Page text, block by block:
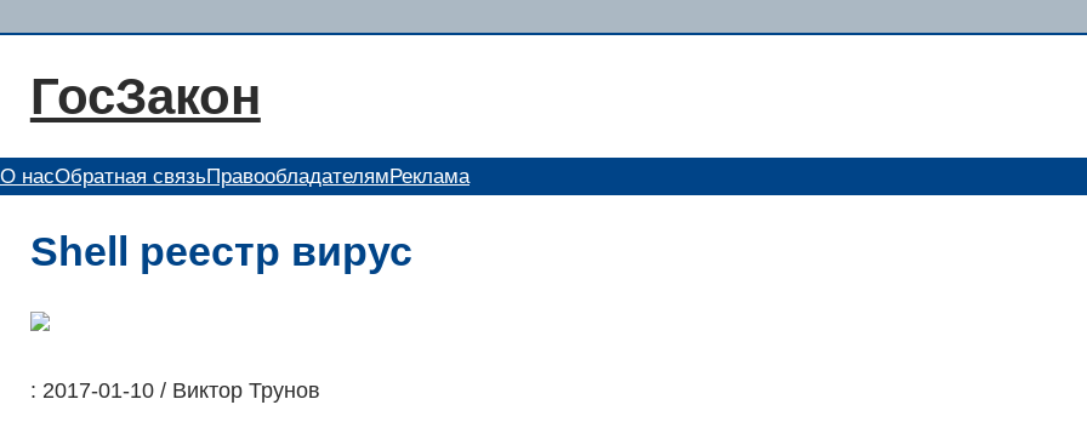
содержимому
ГосЗакон
О насОбратная связьПравообладателям Реклама
Shell реестр вирус
: 2017-01-10 / Виктор Трунов